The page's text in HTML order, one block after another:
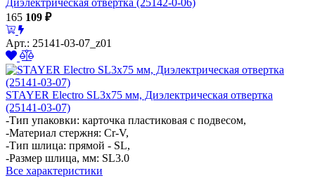
Диэлектрическая отвертка (25142-0-06)
165 109 ₽
Арт.: 25141-03-07_z01
STAYER Electro SL3х75 мм, Диэлектрическая отвертка
(25141-03-07)
-Тип упаковки: карточка пластиковая с подвесом,
-Материал стержня: Cr-V,
-Тип шлица: прямой - SL,
-Размер шлица, мм: SL3.0
Все характеристики